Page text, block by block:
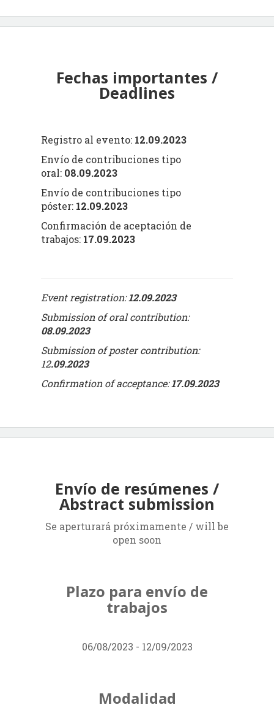
Fechas importantes /
Deadlines
Registro al evento: 12.09.2023
Envío de contribuciones tipo
oral: 08.09.2023
Envío de contribuciones tipo
póster: 12.09.2023
Confirmación de aceptación de
trabajos: 17.09.2023
Event registration:12.09.2023
Submission of oral contribution:
08.09.2023
Submission of poster contribution:
12.09.2023
Confirmation of acceptance:17.09.2023
Envío de resúmenes /
Abstract submission
Se aperturará próximamente / will be
open soon
Plazo para envío de
trabajos
06/08/2023 - 12/09/2023
Modalidad